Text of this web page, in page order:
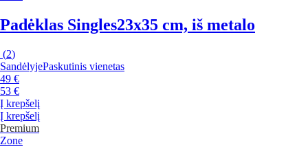
Padėklas Singles23x35 cm, iš metalo
(2)
SandėlyjePaskutinis vienetas
49 €
53 €
Į krepšelį
Į krepšelį
Premium
Zone